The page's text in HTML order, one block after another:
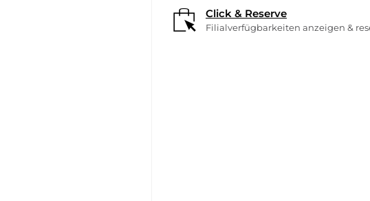
Click & Reserve
Filialverfügbarkeiten anzeigen &